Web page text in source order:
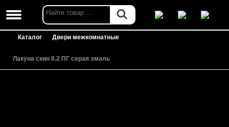
Каталог Двери межкомнатные
Лакуна скин 8.2 ПГ серая эмаль